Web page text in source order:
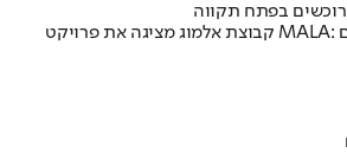
בפתח תקווה
קבוצת אלמוג מציגה את פרויקט MALA: מגדלי הפרימיום האחרונים